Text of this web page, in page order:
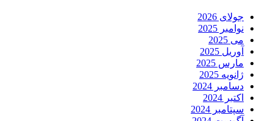
جولای 2026
نوامبر 2025
می 2025
آوریل 2025
مارس 2025
ژانویه 2025
دسامبر 2024
اکتبر 2024
سپتامبر 2024